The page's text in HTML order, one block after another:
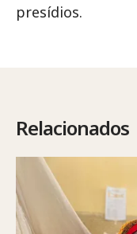
presídios.
Relacionados